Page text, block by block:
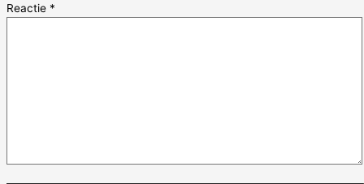
Reactie *